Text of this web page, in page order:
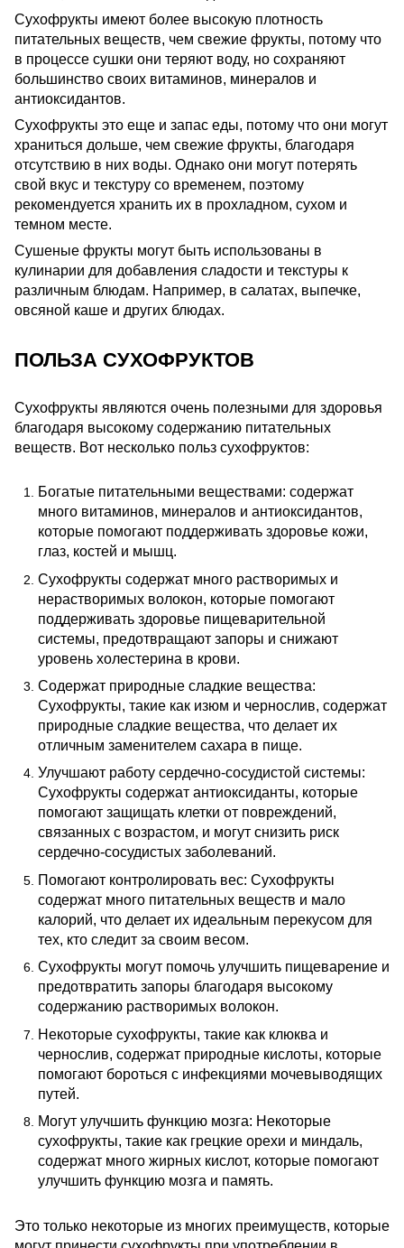
Сухофрукты имеют более высокую плотность
питательных веществ, чем свежие фрукты, потому что
в процессе сушки они теряют воду, но сохраняют
большинство своих витаминов, минералов и
антиоксидантов.
Сухофрукты это еще и запас еды, потому что они могут
храниться дольше, чем свежие фрукты, благодаря
отсутствию в них воды. Однако они могут потерять
свой вкус и текстуру со временем, поэтому
рекомендуется хранить их в прохладном, сухом и
темном месте.
Сушеные фрукты могут быть использованы в
кулинарии для добавления сладости и текстуры к
различным блюдам. Например, в салатах, выпечке,
овсяной каше и других блюдах.
ПОЛЬЗА СУХОФРУКТОВ
Сухофрукты являются очень полезными для здоровья
благодаря высокому содержанию питательных
веществ. Вот несколько польз сухофруктов:
Богатые питательными веществами: содержат
много витаминов, минералов и антиоксидантов,
которые помогают поддерживать здоровье кожи,
глаз, костей и мышц.
Сухофрукты содержат много растворимых и
нерастворимых волокон, которые помогают
поддерживать здоровье пищеварительной
системы, предотвращают запоры и снижают
уровень холестерина в крови.
Содержат природные сладкие вещества:
Сухофрукты, такие как изюм и чернослив, содержат
природные сладкие вещества, что делает их
отличным заменителем сахара в пище.
Улучшают работу сердечно-сосудистой системы:
Сухофрукты содержат антиоксиданты, которые
помогают защищать клетки от повреждений,
связанных с возрастом, и могут снизить риск
сердечно-сосудистых заболеваний.
Помогают контролировать вес: Сухофрукты
содержат много питательных веществ и мало
калорий, что делает их идеальным перекусом для
тех, кто следит за своим весом.
Сухофрукты могут помочь улучшить пищеварение и
предотвратить запоры благодаря высокому
содержанию растворимых волокон.
Некоторые сухофрукты, такие как клюква и
чернослив, содержат природные кислоты, которые
помогают бороться с инфекциями мочевыводящих
путей.
Могут улучшить функцию мозга: Некоторые
сухофрукты, такие как грецкие орехи и миндаль,
содержат много жирных кислот, которые помогают
улучшить функцию мозга и память.
Это только некоторые из многих преимуществ, которые